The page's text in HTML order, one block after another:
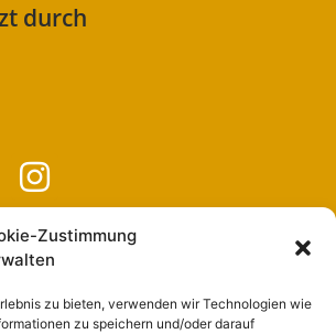
Zustimmung
zu bieten, verwenden wir Technologien wie
zu speichern und/oder darauf
durch